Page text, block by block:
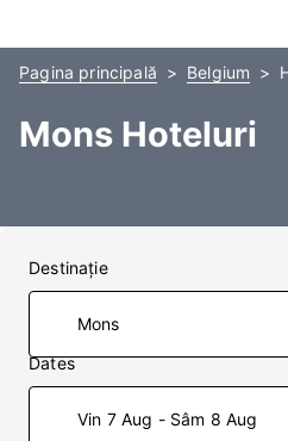
Pagina principală Belgium
Mons Hoteluri
Destinaţie
Dates
Vin 7 Aug - Sâm 8 Aug